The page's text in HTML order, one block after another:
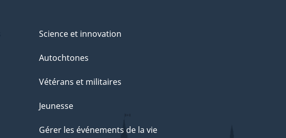
Science et innovation
Autochtones
Vétérans et militaires
Jeunesse
Gérer les événements de la vie